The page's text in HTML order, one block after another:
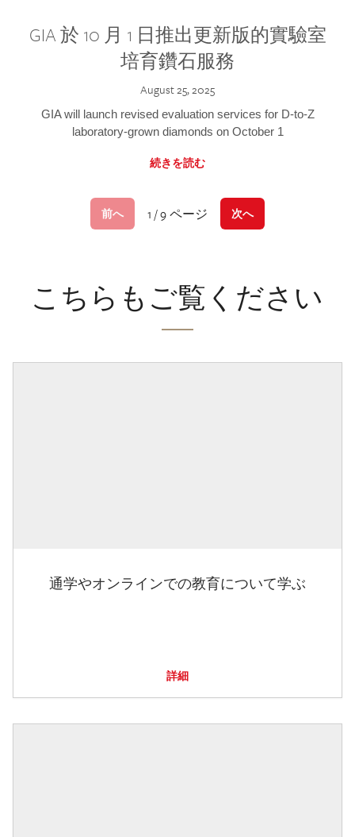
GIA 於 10 月 1 日推出更新版的實驗室
培育鑽石服務
August 25, 2025
GIA will launch revised evaluation services for D-to-Z
laboratory-grown diamonds on October 1
続きを読む
前へ 1 / 9 ページ 次へ
こちらもご覧ください
通学やオンラインでの教育について学ぶ
詳細